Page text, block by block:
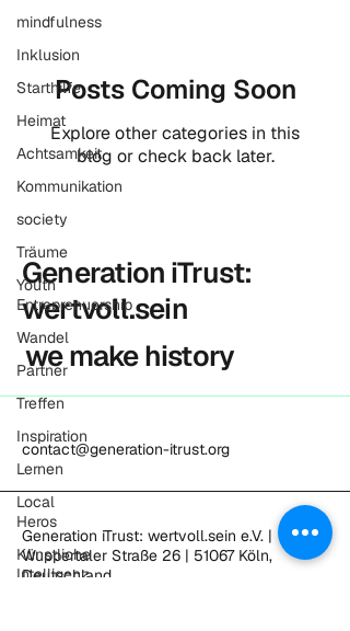
mindfulness
Inklusion
Starthilfe
Heimat
Achtsamkeit
Kommunikation
society
Träume
Youth
Entreprenuership
Wandel
Partner
Treffen
Inspiration
Lernen
Local
Heros
Künstliche
Intelligenz
Posts Coming Soon
Explore other categories in this
blog or check back later.
Generation iTrust:
wertvoll.sein
we make history
contact@generation-itrust.org
Generation iTrust: wertvoll.sein e.V. |
Wuppertaler Straße 26 | 51067 Köln,
Deutschland